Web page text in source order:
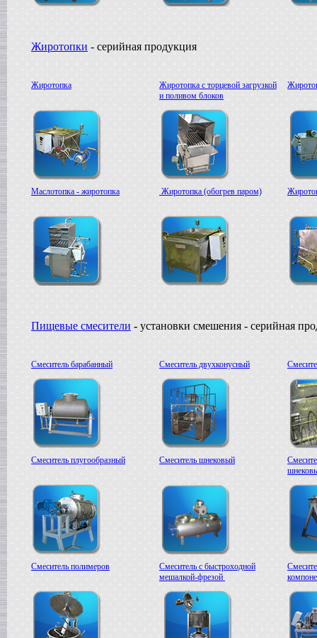
Жиротопки - серийная продукция
Жиротопка
Жиротопка с торцевой загрузкой
и поливом блоков
Маслотопка - жиротопка Жиротопка (обогрев паром)
Пищевые смесители - установки смешения - серийная
Смеситель барабанный Смеситель двухконусный
Смеситель плугообразный Смеситель шнековый
Смеситель полимеров
Смеситель с быстроходной
мешалкой-фрезой